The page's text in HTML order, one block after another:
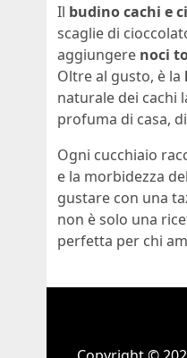
Il budino cachi e
scaglie di
aggiungere noci
Oltre al gusto, è la
naturale dei cachi
profuma di casa,
Ogni cucchiaio
e la morbidezza
gustare con una
non è solo una
perfetta per chi